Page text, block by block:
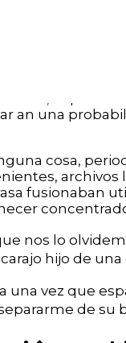
a los
acerca de
an una
cosa,
fusionaban
nos lo
hijo de
vez que
de su